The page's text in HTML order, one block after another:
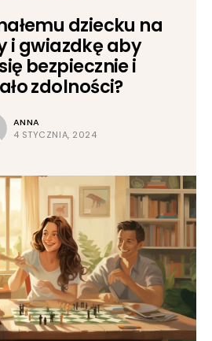
dziecku na
i gwiazdkę aby
bezpiecznie i
zdolności?
ANNA
4 STYCZNIA, 2024